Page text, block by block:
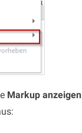
Markup anzeigen